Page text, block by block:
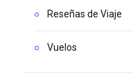
Reseñas de Viaje
Vuelos